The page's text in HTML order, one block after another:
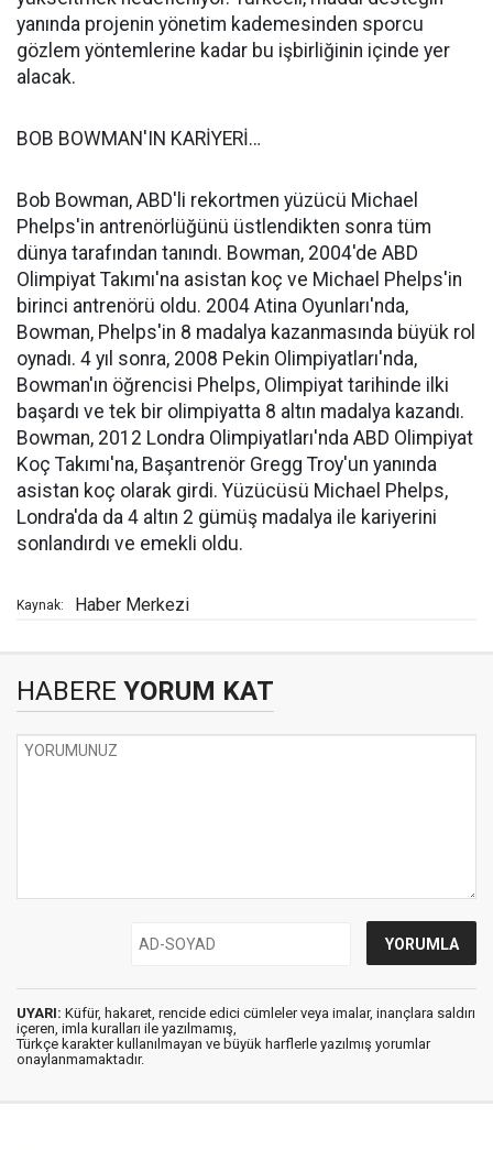
yanında projenin yönetim kademesinden sporcu
gözlem yöntemlerine kadar bu işbirliğinin içinde yer
alacak.
BOB BOWMAN'IN KARİYERİ…
Bob Bowman, ABD'li rekortmen yüzücü Michael
Phelps'in antrenörlüğünü üstlendikten sonra tüm
dünya tarafından tanındı. Bowman, 2004′de ABD
Olimpiyat Takımı'na asistan koç ve Michael Phelps'in
birinci antrenörü oldu. 2004 Atina Oyunları'nda,
Bowman, Phelps'in 8 madalya kazanmasında büyük rol
oynadı. 4 yıl sonra, 2008 Pekin Olimpiyatları'nda,
Bowman'ın öğrencisi Phelps, Olimpiyat tarihinde ilki
başardı ve tek bir olimpiyatta 8 altın madalya kazandı.
Bowman, 2012 Londra Olimpiyatları'nda ABD Olimpiyat
Koç Takımı'na, Başantrenör Gregg Troy'un yanında
asistan koç olarak girdi. Yüzücüsü Michael Phelps,
Londra'da da 4 altın 2 gümüş madalya ile kariyerini
sonlandırdı ve emekli oldu.
Kaynak: Haber Merkezi
HABERE YORUM KAT
UYARI: Küfür, hakaret, rencide edici cümleler veya imalar, inançlara saldırı
içeren, imla kuralları ile yazılmamış,
Türkçe karakter kullanılmayan ve büyük harflerle yazılmış yorumlar
onaylanmamaktadır.